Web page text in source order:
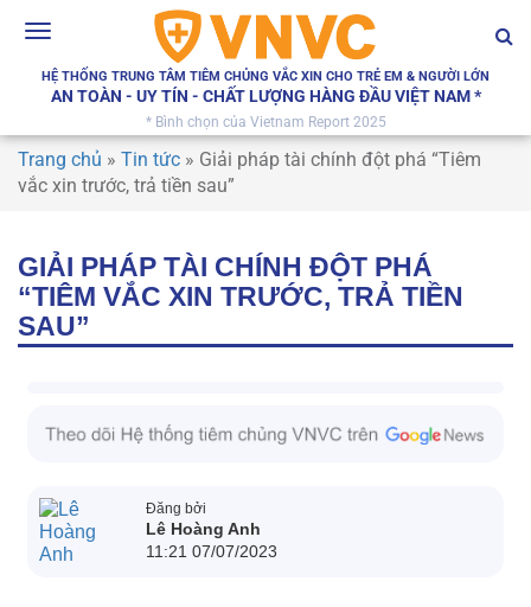
Toggle
HỆ THỐNG TRUNG TÂM TIÊM CHỦNG VẮC XIN CHO TRẺ EM & NGƯỜI LỚN
AN TOÀN - UY TÍN - CHẤT LƯỢNG HÀNG ĐẦU VIỆT NAM *
* Bình chọn của Vietnam Report 2025
Trang chủ » Tin tức » Giải pháp tài chính đột phá “Tiêm
vắc xin trước, trả tiền sau”
GIẢI PHÁP TÀI CHÍNH ĐỘT PHÁ
“TIÊM VẮC XIN TRƯỚC, TRẢ TIỀN
SAU”
Đăng bởi
Lê Hoàng Anh
11:21 07/07/2023